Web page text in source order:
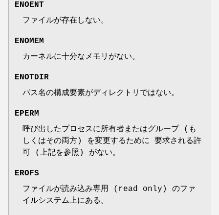
ENOENT
ファイルが存在しない。
ENOMEM
カーネルに十分なメモリがない。
ENOTDIR
パス名の構成要素がディレクトリではない。
EPERM
呼び出したプロセスに所有者またはグループ (も
しくはその両方) を変更するために 要求される許
可 (上記を参照) がない。
EROFS
ファイルが読み込み専用 (read only) のファ
イルシステム上にある。